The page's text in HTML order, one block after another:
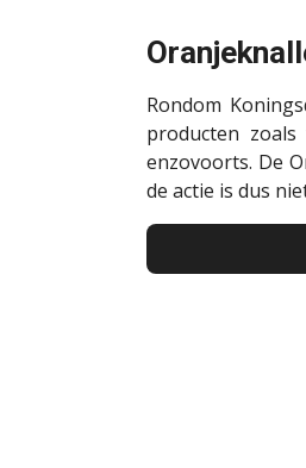
Rondom
producten zoals
enzovoorts. De
de actie is dus